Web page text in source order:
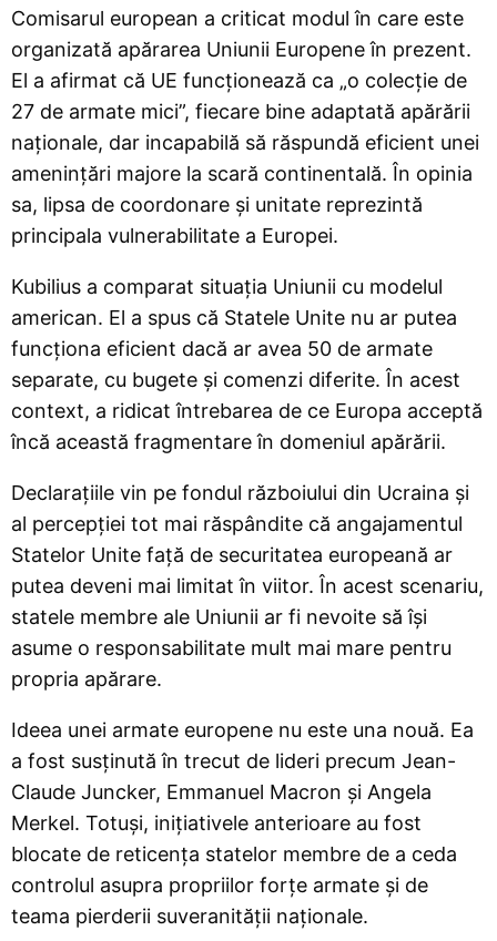
Comisarul european a criticat modul în care este
organizată apărarea Uniunii Europene în prezent.
El a afirmat că UE funcționează ca „o colecție de
27 de armate mici”, fiecare bine adaptată apărării
naționale, dar incapabilă să răspundă eficient unei
amenințări majore la scară continentală. În opinia
sa, lipsa de coordonare și unitate reprezintă
principala vulnerabilitate a Europei.
Kubilius a comparat situația Uniunii cu modelul
american. El a spus că Statele Unite nu ar putea
funcționa eficient dacă ar avea 50 de armate
separate, cu bugete și comenzi diferite. În acest
context, a ridicat întrebarea de ce Europa acceptă
încă această fragmentare în domeniul apărării.
Declarațiile vin pe fondul războiului din Ucraina și
al percepției tot mai răspândite că angajamentul
Statelor Unite față de securitatea europeană ar
putea deveni mai limitat în viitor. În acest scenariu,
statele membre ale Uniunii ar fi nevoite să își
asume o responsabilitate mult mai mare pentru
propria apărare.
Ideea unei armate europene nu este una nouă. Ea
a fost susținută în trecut de lideri precum Jean-
Claude Juncker, Emmanuel Macron și Angela
Merkel. Totuși, inițiativele anterioare au fost
blocate de reticența statelor membre de a ceda
controlul asupra propriilor forțe armate și de
teama pierderii suveranității naționale.